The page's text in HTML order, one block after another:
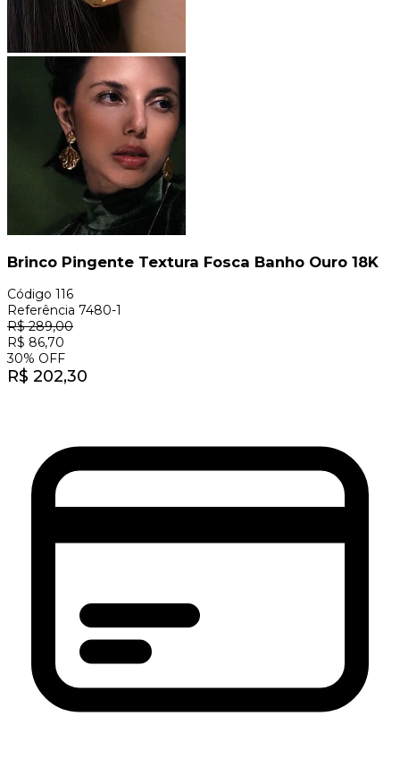
Brinco Pingente Textura Fosca Banho Ouro 18K
Código 116
Referência 7480-1
R$289,00
R$ 86,70
30% OFF
R$ 202,30